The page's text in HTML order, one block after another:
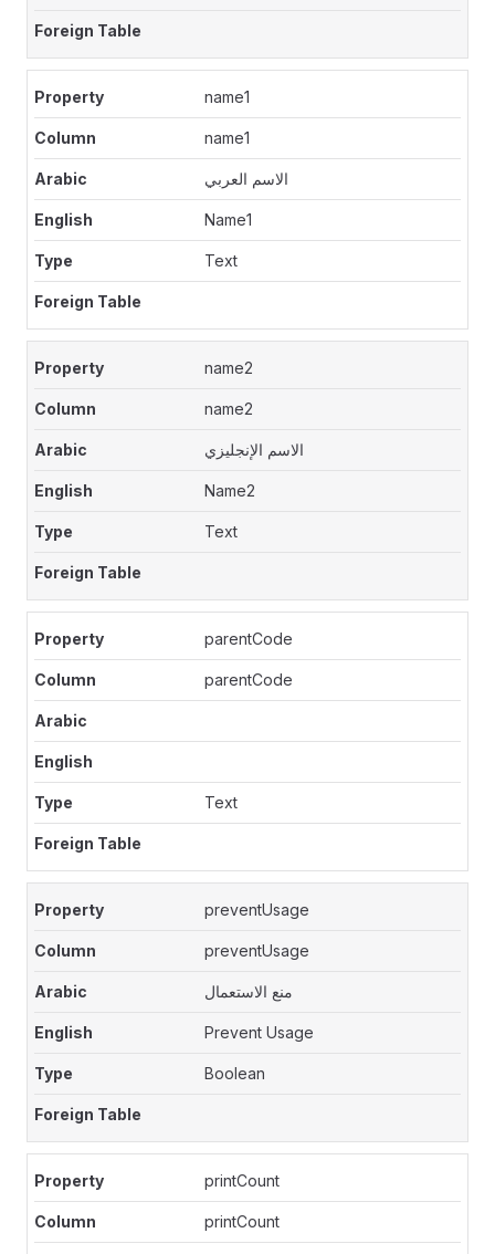
name1
name1
الاسم العربي
Name1
Text
name2
name2
الاسم الإنجليزي
Name2
Text
parentCode
parentCode
Text
preventUsage
preventUsage
منع الاستعمال
Prevent Usage
Boolean
printCount
printCount